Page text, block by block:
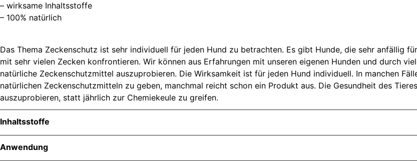
– wirksame Inhaltsstoffe
– 100% natürlich
Das Thema Zeckenschutz ist sehr individuell für jeden Hund zu betrachten. Es gibt Hunde, die sehr anfällig
mit sehr vielen Zecken konfrontieren. Wir können aus Erfahrungen mit unseren eigenen Hunden und durch
natürliche Zeckenschutzmittel auszuprobieren. Die Wirksamkeit ist für jeden Hund individuell. In manchen
natürlichen Zeckenschutzmitteln zu geben, manchmal reicht schon ein Produkt aus. Die Gesundheit des
auszuprobieren, statt jährlich zur Chemiekeule zu greifen.
Inhaltsstoffe
Anwendung